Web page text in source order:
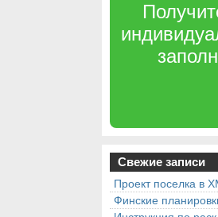
Свежие записи
Проект поселка в
Финские